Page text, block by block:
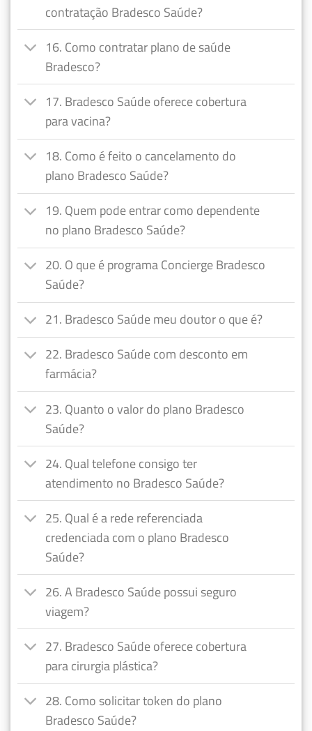
contratação Bradesco Saúde?
16. Como contratar plano de saúde
Bradesco?
17. Bradesco Saúde oferece cobertura
para vacina?
18. Como é feito o cancelamento do
plano Bradesco Saúde?
19. Quem pode entrar como dependente
no plano Bradesco Saúde?
20. O que é programa Concierge Bradesco
Saúde?
21. Bradesco Saúde meu doutor o que é?
22. Bradesco Saúde com desconto em
farmácia?
23. Quanto o valor do plano Bradesco
Saúde?
24. Qual telefone consigo ter
atendimento no Bradesco Saúde?
25. Qual é a rede referenciada
credenciada com o plano Bradesco
Saúde?
26. A Bradesco Saúde possui seguro
viagem?
27. Bradesco Saúde oferece cobertura
para cirurgia plástica?
28. Como solicitar token do plano
Bradesco Saúde?